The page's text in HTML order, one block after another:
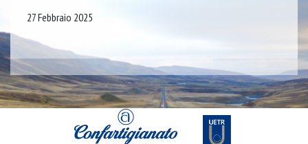
27 Febbraio 2025